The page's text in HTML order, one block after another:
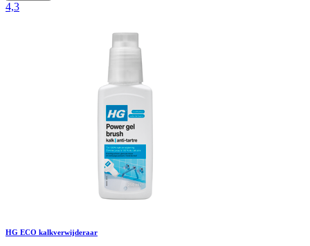
4,3
HG ECO kalkverwijderaar